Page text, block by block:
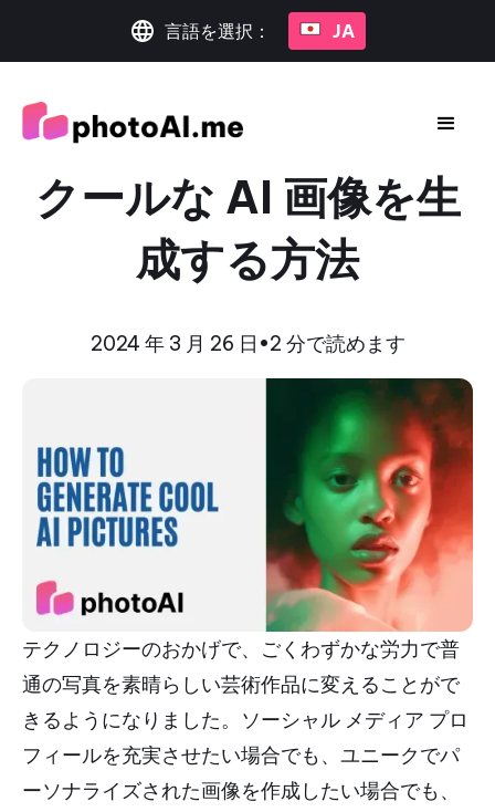
言語を選択： JA
クールな AI 画像を生
成する方法
2024 年 3 月 26 日 •2 分で読めます
テクノロジーのおかげで、ごくわずかな労力で普
通の写真を素晴らしい芸術作品に変えることがで
きるようになりました。ソーシャル メディア プロ
フィールを充実させたい場合でも、ユニークでパ
ーソナライズされた画像を作成したい場合でも、